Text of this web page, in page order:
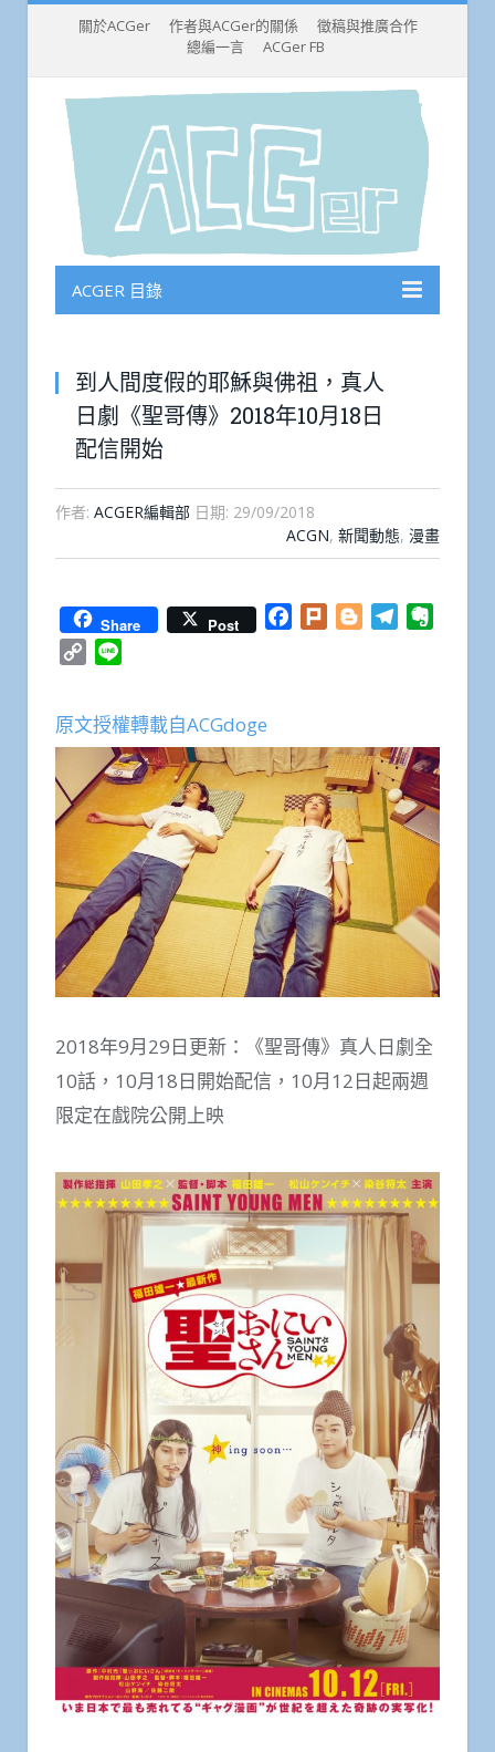
關於ACGer 作者與ACGer的關係
徵稿與推廣合作
總編一言
ACGer FB
ACGER 目錄
到人間度假的耶穌與佛祖，真人
日劇《聖哥傳》2018年10月18日
配信開始
作者: ACGER編輯部 日期: 29/09/2018
ACGN, 新聞動態, 漫畫
Share Post Facebook
Plurk BloggerTelegram
Copy
原文授權轉載自ACGdoge
2018年9月29日更新：《聖哥傳》真人日劇全
10話，10月18日開始配信，10月12日起兩週
限定在戲院公開上映